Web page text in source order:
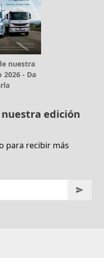
nuestra
- Da
edición
para recibir más